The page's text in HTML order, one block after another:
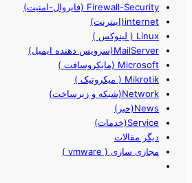
Firewall-Security (فایروال-امنیت)
internet(اینترنت)
Linux ( لینوکس )
MailServer(سرویس دهنده ایمیل)
Microsoft (مایکروسافت )
Mikrotik ( میکروتیک )
Network(شبکه و زیرساخت)
News(خبر)
Service(خدمات)
دیگر مقالات
مجازی سازی ( vmware )